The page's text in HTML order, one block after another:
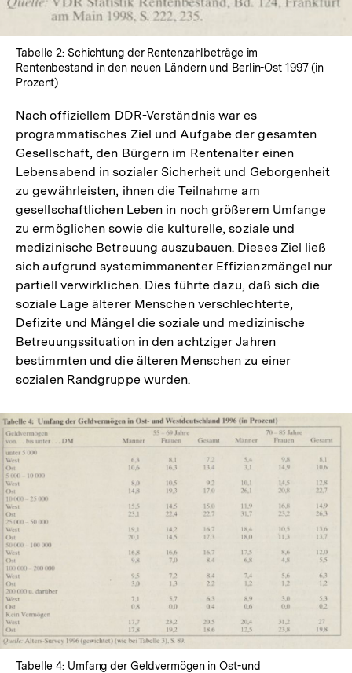
Tabelle 2: Schichtung der Rentenzahlbeträge im
Rentenbestand in den neuen Ländern und Berlin-Ost 1997 (in
Prozent)
Nach offiziellem DDR-Verständnis war es
programmatisches Ziel und Aufgabe der gesamten
Gesellschaft, den Bürgern im Rentenalter einen
Lebensabend in sozialer Sicherheit und Geborgenheit
zu gewährleisten, ihnen die Teilnahme am
gesellschaftlichen Leben in noch größerem Umfange
zu ermöglichen sowie die kulturelle, soziale und
medizinische Betreuung auszubauen. Dieses Ziel ließ
sich aufgrund systemimmanenter Effizienzmängel nur
partiell verwirklichen. Dies führte dazu, daß sich die
soziale Lage älterer Menschen verschlechterte,
Defizite und Mängel die soziale und medizinische
Betreuungssituation in den achtziger Jahren
bestimmten und die älteren Menschen zu einer
sozialen Randgruppe wurden.
In
Lightbox
öffnen
Tabelle 4: Umfang der Geldvermögen in Ost-und